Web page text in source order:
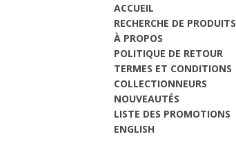
ACCUEIL
RECHERCHE DE PRODUITS
À PROPOS
POLITIQUE DE RETOUR
TERMES ET CONDITIONS
COLLECTIONNEURS
NOUVEAUTÉS
LISTE DES PROMOTIONS
ENGLISH